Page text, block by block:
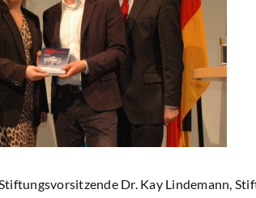
Dr. Kay Lindemann,